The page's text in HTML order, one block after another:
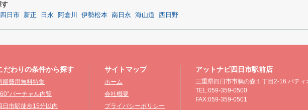
す
四日市 新正 日永 阿倉川 伊勢松本 南日永 海山道 西日野
だわりの条件から探す
期費用無料特集
バーチャル内覧
日市駅徒歩15分以内
サイトマップ
ホーム
会社概要
プライバシーポリシー
アットナビ四日市駅前店
三重県四日市市鵜の森１丁目2-16 パティ
TEL:059-359-0500
FAX:059-359-0501